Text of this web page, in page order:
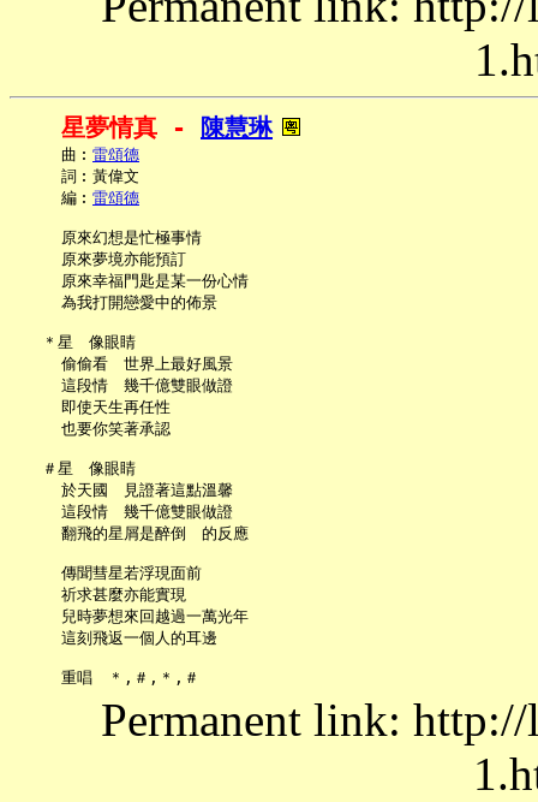
星夢情真 - 陳慧琳
     曲︰
雷頌德
     詞︰黃偉文
     編︰
雷頌德
     原來幻想是忙極事情
     原來夢境亦能預訂
     原來幸福門匙是某一份心情
     為我打開戀愛中的佈景
   ＊星　像眼睛
     偷偷看　世界上最好風景
     這段情　幾千億雙眼做證
     即使天生再任性
     也要你笑著承認
   ＃星　像眼睛
     於天國　見證著這點溫馨
     這段情　幾千億雙眼做證
     翻飛的星屑是醉倒　的反應
     傳聞彗星若浮現面前
     祈求甚麼亦能實現
     兒時夢想來回越過一萬光年
     這刻飛返一個人的耳邊
Permanent link: